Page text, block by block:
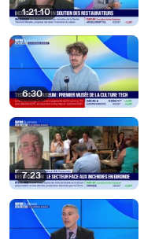
1:21:10
6:30
7:23